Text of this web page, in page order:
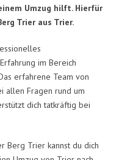
Umzug hilft. Hierfür
Trier aus Trier.
im Bereich
erfahrene Team von
allen Fragen rund um
dich tatkräftig bei
Berg Trier kannst du dich